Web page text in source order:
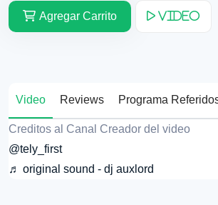
Agregar Carrito Video
Video Reviews Programa
Creditos al Canal Creador del video
@tely_first
♬ original sound - dj auxlord